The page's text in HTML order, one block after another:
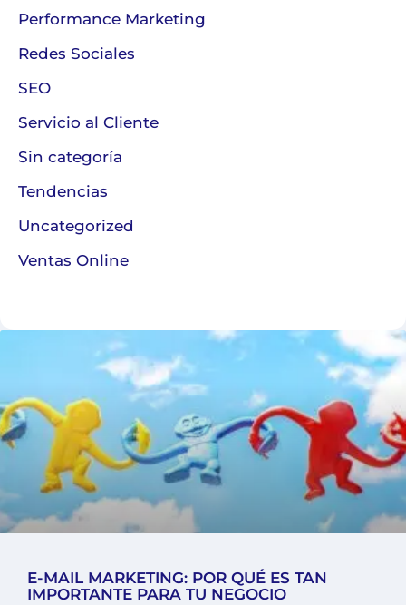
Performance Marketing
Redes Sociales
SEO
Servicio al Cliente
Sin categoría
Tendencias
Uncategorized
Ventas Online
E-MAIL MARKETING: POR QUÉ ES TAN
IMPORTANTE PARA TU NEGOCIO